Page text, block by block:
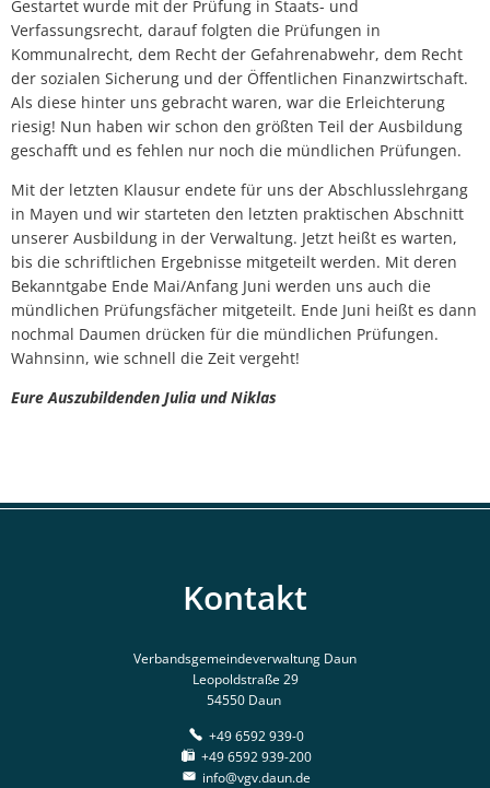
Gestartet wurde mit der Prüfung in Staats- und
Verfassungsrecht, darauf folgten die Prüfungen in
Kommunalrecht, dem Recht der Gefahrenabwehr, dem Recht
der sozialen Sicherung und der Öffentlichen Finanzwirtschaft.
Als diese hinter uns gebracht waren, war die Erleichterung
riesig! Nun haben wir schon den größten Teil der Ausbildung
geschafft und es fehlen nur noch die mündlichen Prüfungen.
Mit der letzten Klausur endete für uns der Abschlusslehrgang
in Mayen und wir starteten den letzten praktischen Abschnitt
unserer Ausbildung in der Verwaltung. Jetzt heißt es warten,
bis die schriftlichen Ergebnisse mitgeteilt werden. Mit deren
Bekanntgabe Ende Mai/Anfang Juni werden uns auch die
mündlichen Prüfungsfächer mitgeteilt. Ende Juni heißt es dann
nochmal Daumen drücken für die mündlichen Prüfungen.
Wahnsinn, wie schnell die Zeit vergeht!
Eure Auszubildenden Julia und Niklas
Kontakt
Verbandsgemeindeverwaltung Daun
Leopoldstraße 29
54550 Daun
+49 6592 939-0
+49 6592 939-200
info@vgv.daun.de